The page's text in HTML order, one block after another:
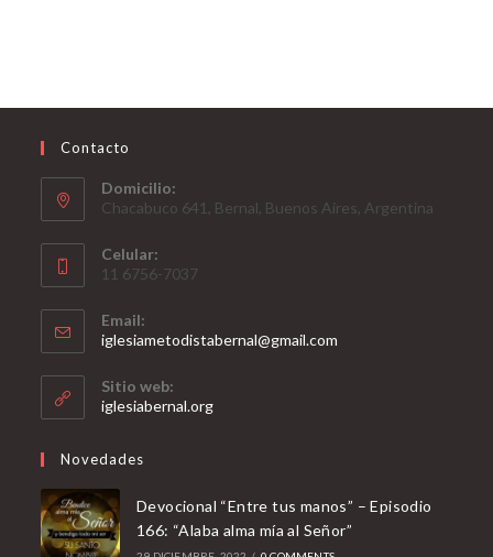
Contacto
Domicilio:
Chacabuco 641, Bernal, Buenos Aires, Argentina
Celular:
11 6756-7037
Email:
iglesiametodistabernal@gmail.com
Sitio web:
iglesiabernal.org
Novedades
Devocional “Entre tus manos” – Episodio
166: “Alaba alma mía al Señor”